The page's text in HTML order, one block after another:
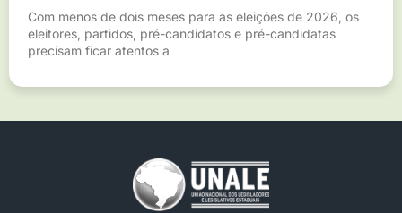
Com menos de dois meses para as eleições de 2026, os
eleitores, partidos, pré-candidatos e pré-candidatas
precisam ficar atentos a